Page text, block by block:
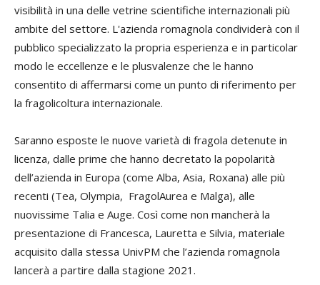
visibilità in una delle vetrine scientifiche internazionali più
ambite del settore. L'azienda romagnola condividerà con il
pubblico specializzato la propria esperienza e in particolar
modo le eccellenze e le plusvalenze che le hanno
consentito di affermarsi come un punto di riferimento per
la fragolicoltura internazionale.
Saranno esposte le nuove varietà di fragola detenute in
licenza, dalle prime che hanno decretato la popolarità
dell’azienda in Europa (come Alba, Asia, Roxana) alle più
recenti (Tea, Olympia, FragolAurea e Malga), alle
nuovissime Talia e Auge. Così come non mancherà la
presentazione di Francesca, Lauretta e Silvia, materiale
acquisito dalla stessa UnivPM che l’azienda romagnola
lancerà a partire dalla stagione 2021.